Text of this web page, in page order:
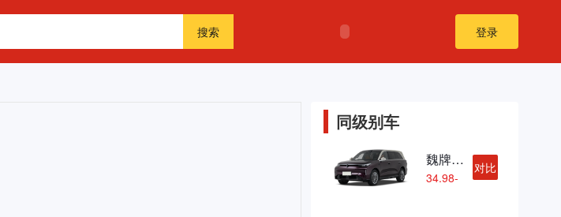
搜索 登录
同级别车
魏牌V9X
34.98-
对比